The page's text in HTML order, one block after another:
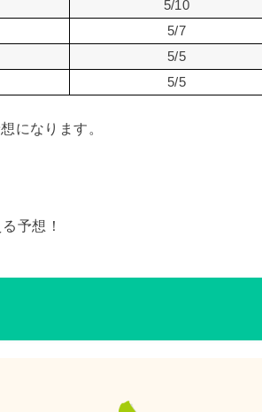
5/10
5/7
5/5
5/5
になります。
予想！